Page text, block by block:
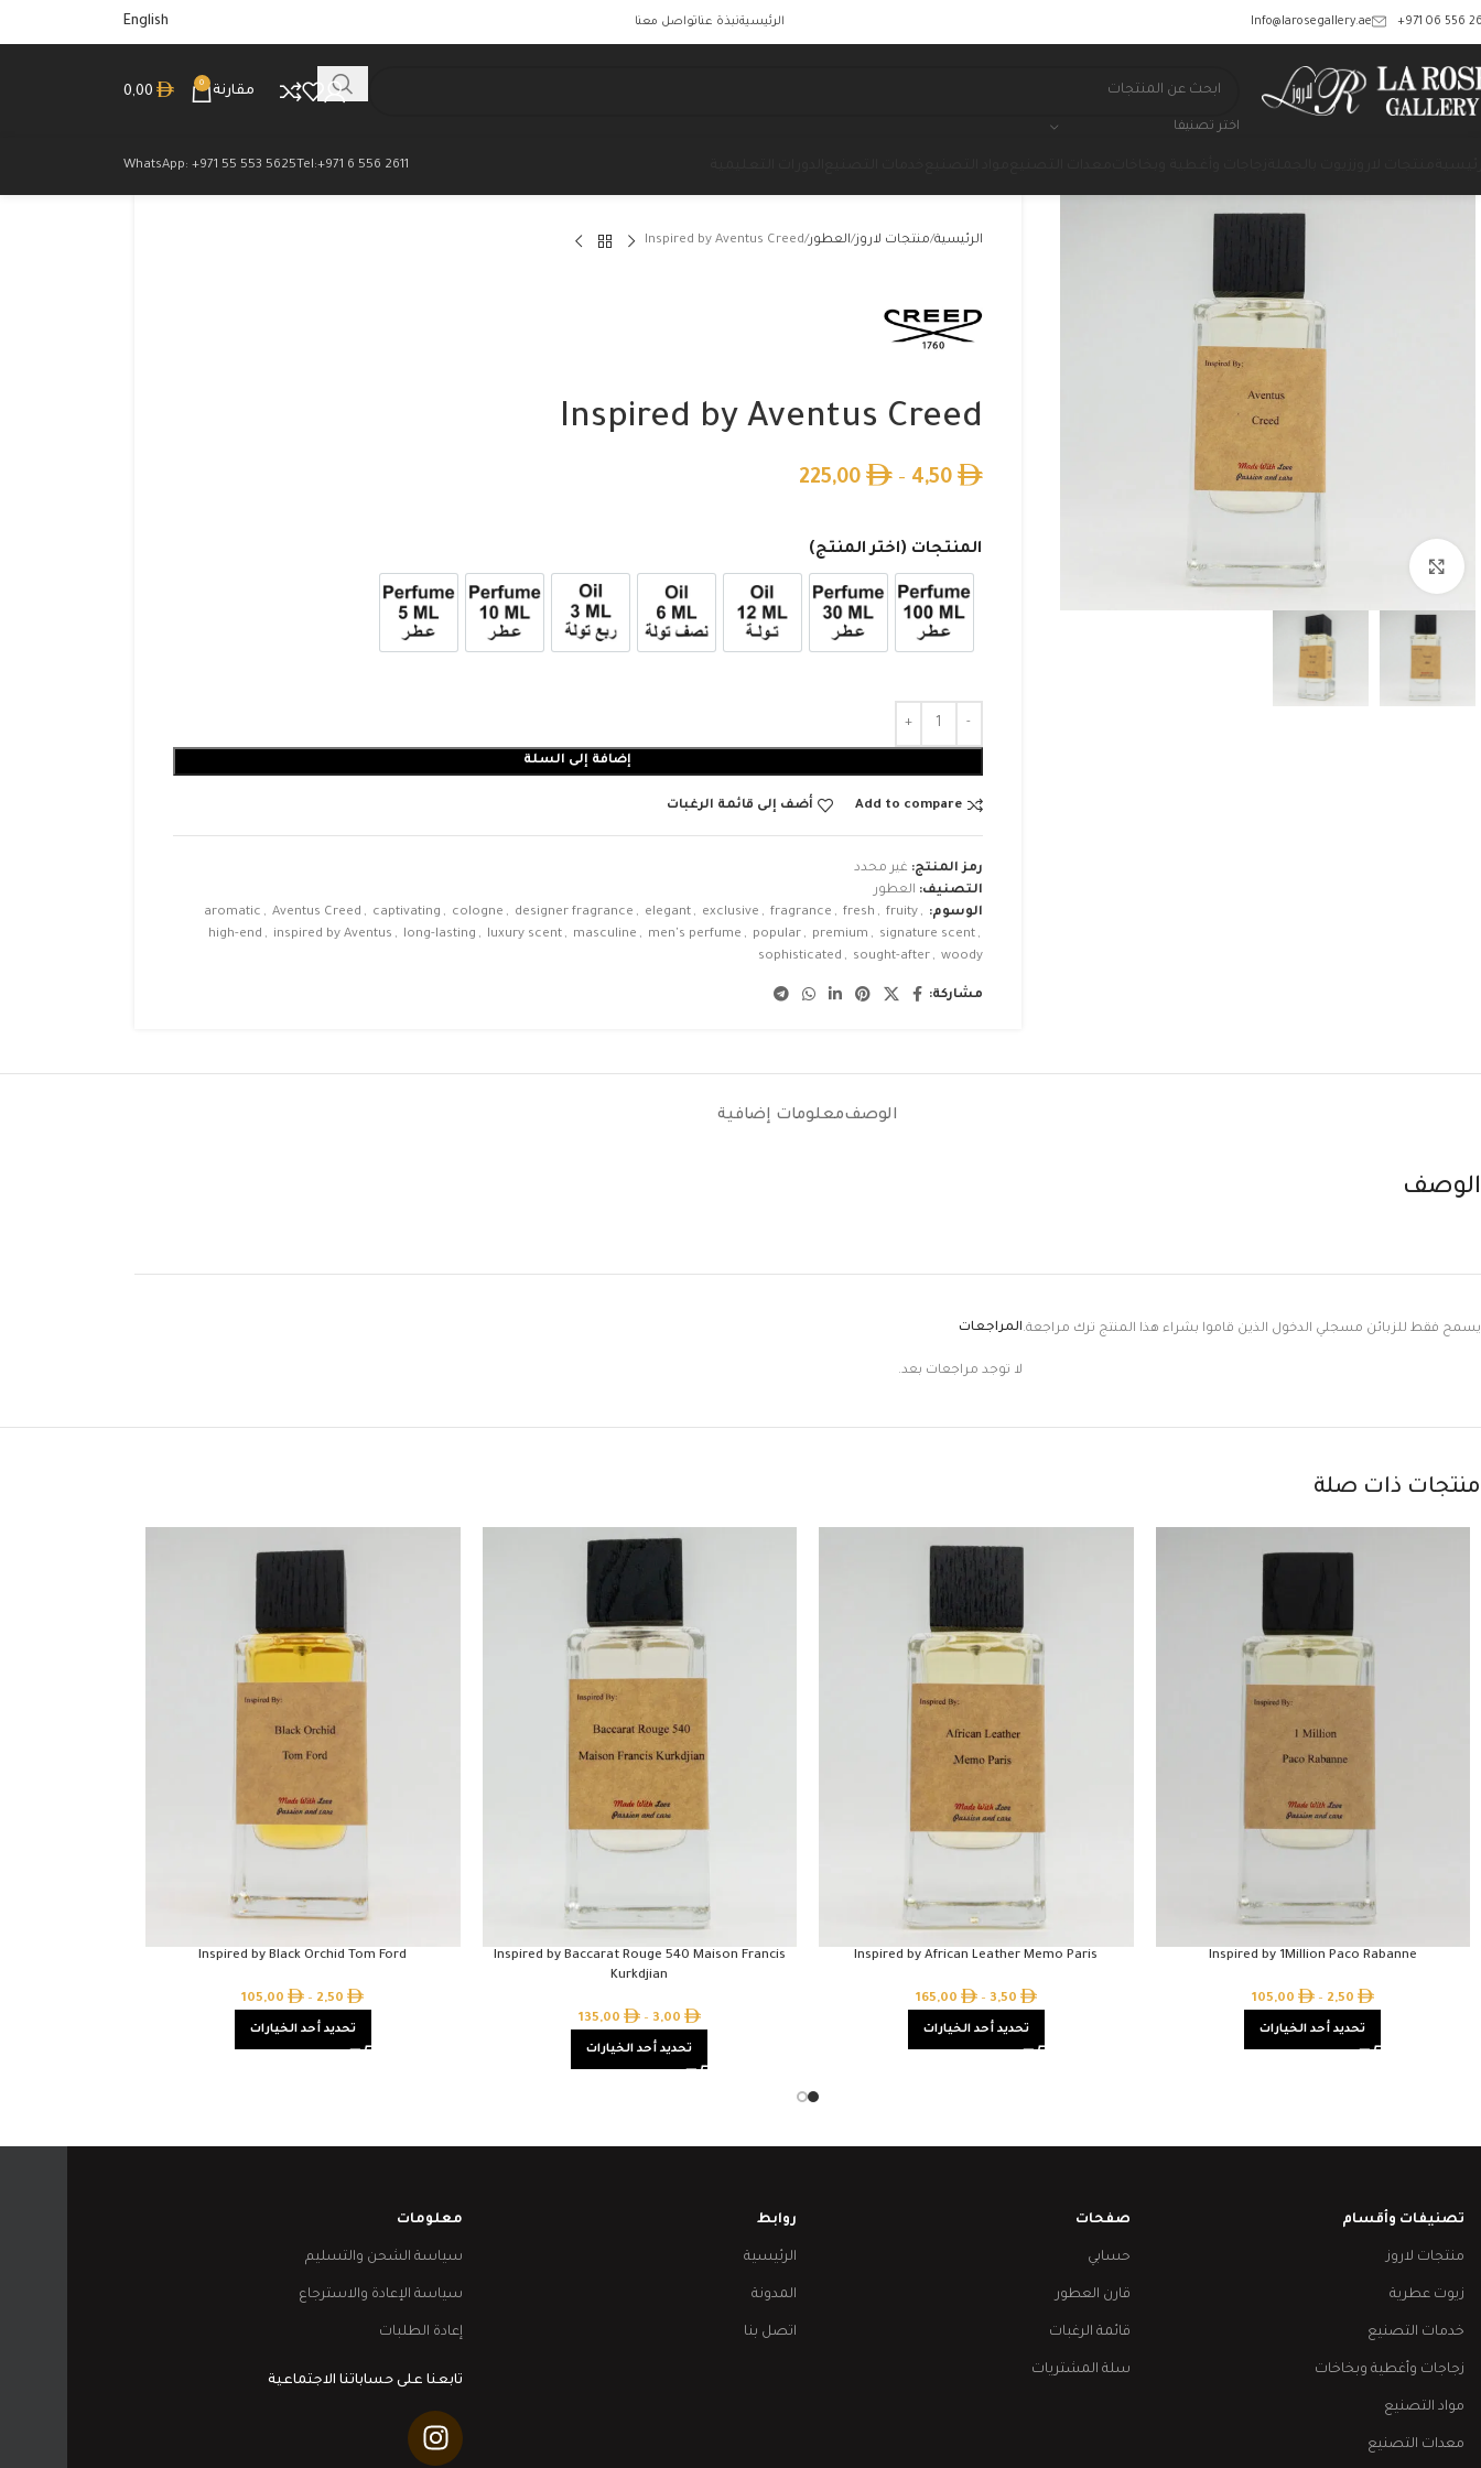
‎+971 06 556
Info@larosegallery.ae الرئيسيةنبذة عناتواصل معنا English
اختر تصنيفا
مقارنة
0
0,00
Tel:+971 6 556 2611
WhatsApp: +971 55 553 5625
Click to enlarge
الرئيسية منتجات لاروز العطور Inspired by Aventus Creed
Inspired by Aventus Creed
4,50
–
225,00
المنتجات (اختر المنتج)
عطر 100ml عطر 30ml 12ml زيت تولة 6ml زيت نصف تولة 3ml زيت ربع تولة عطر 10ml عطر 5ml
إضافة إلى السلة
Add to compare أضف إلى قائمة الرغبات
رمز المنتج: غير محدد
التصنيف: العطور
الوسوم:
aromatic , Aventus Creed , captivating , cologne , designer fragrance , elegant , exclusive , fragrance , fresh , fruity ,
high-end , inspired by Aventus , long-lasting , luxury scent , masculine , men's perfume , popular , premium , signature scent ,
sophisticated , sought-after , woody
مشاركة:
الوصفمعلومات إضافية
الوصف
المراجعات
لا توجد مراجعات بعد.
يسمح فقط للزبائن مسجلي الدخول الذين قاموا بشراء هذا المنتج ترك مراجعة.
منتجات ذات صلة
Inspired by 1Million Paco Rabanne
2,50
–
105,00
تحديد أحد الخيارات
Inspired by African Leather Memo Paris
3,50
–
165,00
تحديد أحد الخيارات
Inspired by Baccarat Rouge 540 Maison Francis
Kurkdjian
3,00
–
135,00
تحديد أحد الخيارات
Inspired by Black Orchid Tom Ford
2,50
–
105,00
تحديد أحد الخيارات
تصنيفات وأقسام
منتجات لاروز
زيوت عطرية
خدمات التصنيع
زجاجات وأغطية وبخاخات
مواد التصنيع
معدات التصنيع
صفحات
حسابي
قارن العطور
قائمة الرغبات
سلة المشتريات
روابط
الرئيسية
المدونة
اتصل بنا
معلومات
سياسة الشحن والتسليم
سياسة الإعادة والاسترجاع
إعادة الطلبات
تابعنا على حساباتنا الاجتماعية